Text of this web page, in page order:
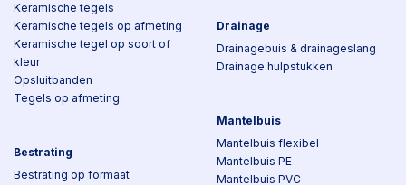
Keramische tegels
Keramische tegels op afmeting
Keramische tegel op soort of
kleur
Opsluitbanden
Tegels op afmeting
Bestrating
Bestrating op formaat
Drainage
Drainagebuis & drainageslang
Drainage hulpstukken
Mantelbuis
Mantelbuis flexibel
Mantelbuis PE
Mantelbuis PVC